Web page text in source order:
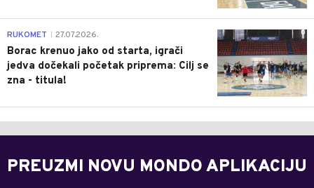
0
RUKOMET 27.07.2026.
Borac krenuo jako od starta, igrači
jedva dočekali početak priprema: Cilj se
zna - titula!
PREUZMI NOVU MONDO APLIKACIJU